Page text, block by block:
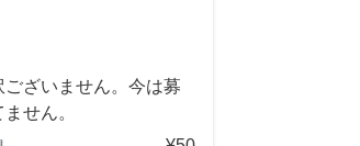
ございません。今は募
せん。